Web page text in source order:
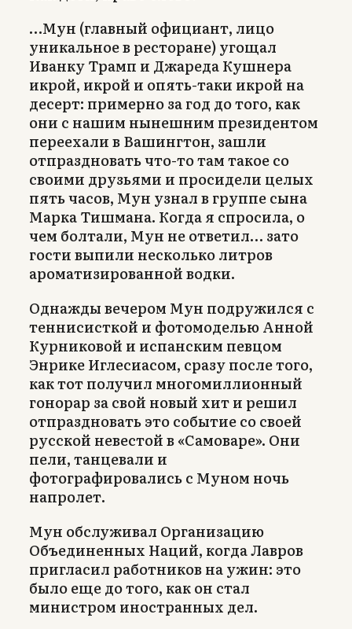
…Мун (главный официант, лицо
уникальное в ресторане) угощал
Иванку Трамп и Джареда Кушнера
икрой, икрой и опять-таки икрой на
десерт: примерно за год до того, как
они с нашим нынешним президентом
переехали в Вашингтон, зашли
отпраздновать что-то там такое со
своими друзьями и просидели целых
пять часов, Мун узнал в группе сына
Марка Тишмана. Когда я спросила, о
чем болтали, Мун не ответил… зато
гости выпили несколько литров
ароматизированной водки.
Однажды вечером Мун подружился с
теннисисткой и фотомоделью Анной
Курниковой и испанским певцом
Энрике Иглесиасом, сразу после того,
как тот получил многомиллионный
гонорар за свой новый хит и решил
отпраздновать это событие со своей
русской невестой в «Самоваре». Они
пели, танцевали и
фотографировались с Муном ночь
напролет.
Мун обслуживал Организацию
Объединенных Наций, когда Лавров
пригласил работников на ужин: это
было еще до того, как он стал
министром иностранных дел.